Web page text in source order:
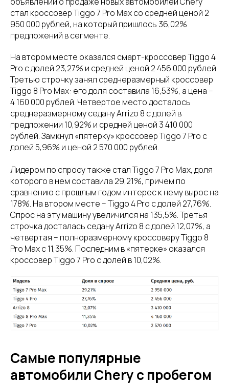
стал кроссовер Tiggo 7 Pro Max со средней ценой 2
950 000 рублей, на который пришлось 36,02%
предложений в сегменте.
На втором месте оказался смарт-кроссовер Tiggo 4
Pro с долей 23,27% и средней ценой 2 456 000 рублей.
Третью строчку занял среднеразмерный кроссовер
Tiggo 8 Pro Max: его доля составила 16,53%, а цена –
4 160 000 рублей. Четвертое место досталось
среднеразмерному седану Arrizo 8 с долей в
предложении 10,92% и средней ценой 3 410 000
рублей. Замкнул «пятерку» кроссовер Tiggo 7 Pro с
долей 5,96% и ценой 2 570 000 рублей.
Лидером по спросу также стал Tiggo 7 Pro Max, доля
которого в нем составила 29,21%, причем по
сравнению с прошлым годом интерес к нему вырос на
178%. На втором месте – Tiggo 4 Pro с долей 27,76%.
Спрос на эту машину увеличился на 135,5%. Третья
строчка досталась седану Arrizo 8 с долей 12,07%, а
четвертая – полноразмерному кроссоверу Tiggo 8
Pro Max с 11,35%. Последним в «пятерке» оказался
кроссовер Tiggo 7 Pro с долей в 10,02%.
Самые популярные
автомобили Chery с пробегом